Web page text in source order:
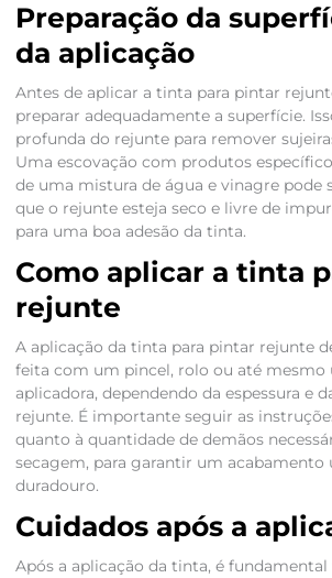
Preparação da
da aplicação
Antes de aplicar a tinta para pintar
preparar adequadamente a superfície.
profunda do rejunte para remover
Uma escovação com produtos
de uma mistura de água e vinagre pode
que o rejunte esteja seco e livre de
para uma boa adesão da tinta.
Como aplicar a tinta
rejunte
A aplicação da tinta para pintar rejunte
feita com um pincel, rolo ou até mesmo
aplicadora, dependendo da espessura e
rejunte. É importante seguir as
quanto à quantidade de demãos
secagem, para garantir um acabamento
duradouro.
Cuidados após a
Após a aplicação da tinta, é